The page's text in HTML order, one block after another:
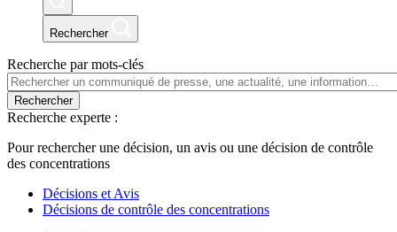
Rechercher
Recherche par mots-clés
Rechercher
Recherche experte :
Pour rechercher une décision, un avis ou une décision de contrôle
des concentrations
Décisions et Avis
Décisions de contrôle des concentrations